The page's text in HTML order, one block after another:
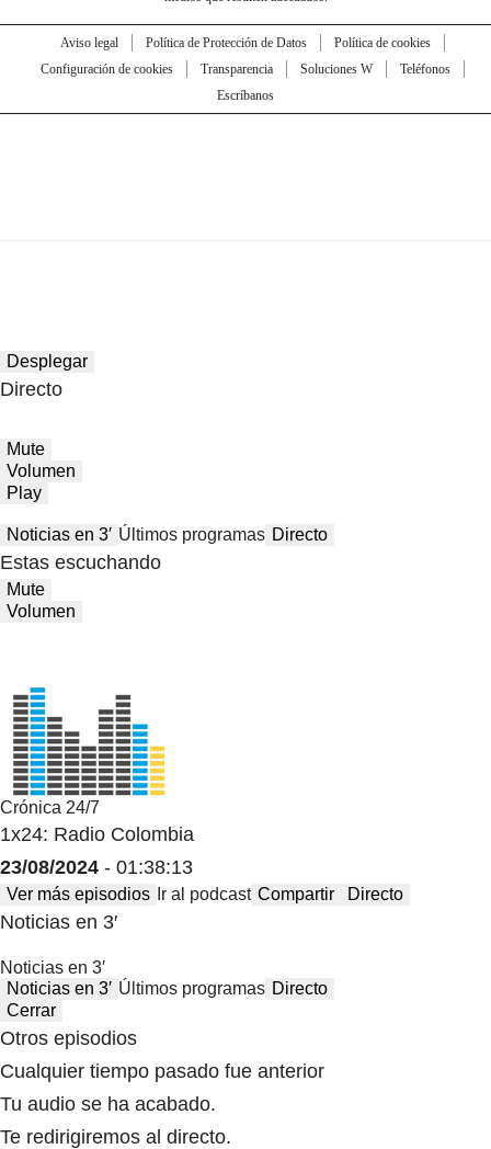
Aviso legal Política de Protección de Datos
Política de cookies
Configuración de cookies
Transparencia Soluciones W
Teléfonos
Escríbanos
Desplegar
Directo
Mute
Volumen
Play
Noticias en 3′ Últimos programas Directo
Estas escuchando
Mute
Volumen
Crónica 24/7
1x24: Radio Colombia
23/08/2024 - 01:38:13
Ver más episodios Ir al podcast Compartir Directo
Noticias en 3′
Noticias en 3′
Noticias en 3′ Últimos programas Directo
Cerrar
Otros episodios
Cualquier tiempo pasado fue anterior
Tu audio se ha acabado.
Te redirigiremos al directo.